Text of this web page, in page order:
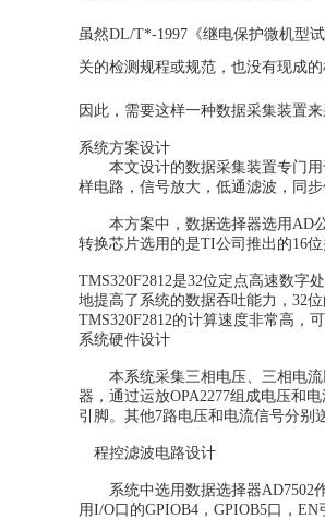
虽然DL/T*-1997《继电保护微机型
关的检测规程或规范，也没有现成
因此，需要这样一种数据采集装置
系统方案设计
本文设计的数据采集装置专门用
样电路，信号放大，低通滤波，同
本方案中，数据选择器选用AD公
转换芯片选用的是TI公司推出的16
TMS320F2812是32位定点高速数字
地提高了系统的数据吞吐能力，32
TMS320F2812的计算速度非常高，
系统硬件设计
本系统采集三相电压、三相电流
器，通过运放OPA2277组成电压和
引脚。其他7路电压和电流信号分别
程控滤波电路设计
系统中选用数据选择器AD7502作
用I/O口的GPIOB4，GPIOB5口，